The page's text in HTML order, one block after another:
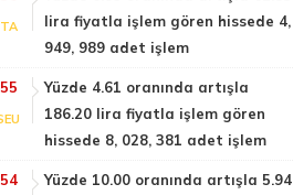
lira fiyatla işlem gören hissede 4,
949, 989 adet işlem
Yüzde 4.61 oranında artışla
186.20 lira fiyatla işlem gören
hissede 8, 028, 381 adet işlem
Yüzde 10.00 oranında artışla 5.94